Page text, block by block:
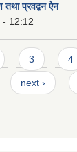
तथा प्रवद्बन ऐन
- 12:12
3 4
next ›